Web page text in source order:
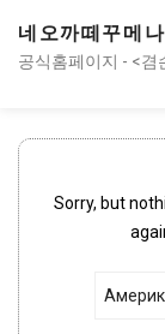
네오까떼꾸메
공식홈페이지 - <겸
Sorry, but